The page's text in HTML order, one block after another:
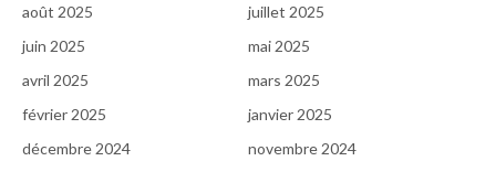
août 2025
juillet 2025
juin 2025
mai 2025
avril 2025
mars 2025
février 2025
janvier 2025
décembre 2024
novembre 2024